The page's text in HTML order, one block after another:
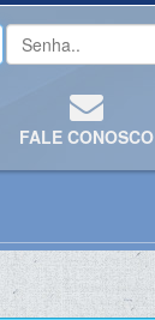
FALE CONOSCO